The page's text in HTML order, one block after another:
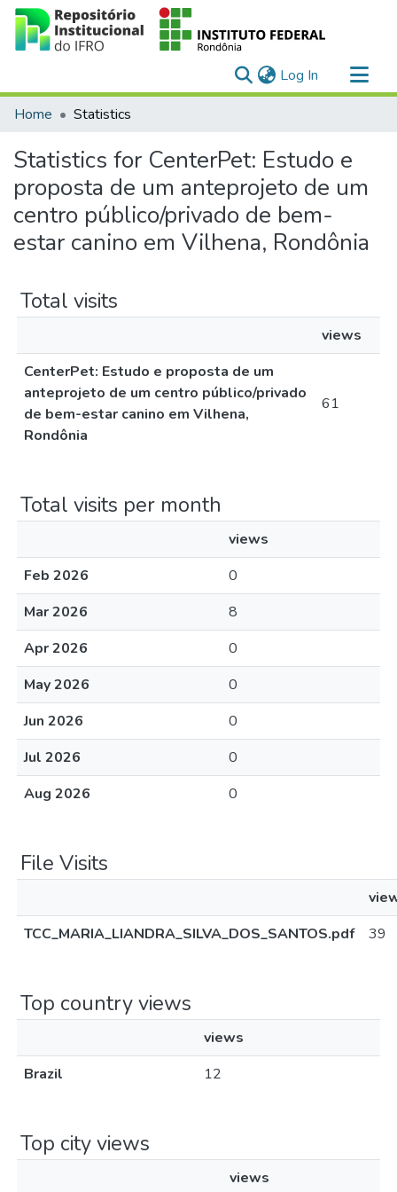
Log In (current)
Communities & Collections
Home Statistics
Statistics for CenterPet: Estudo e
proposta de um anteprojeto de um
centro público/privado de bem-
estar canino em Vilhena, Rondônia
Total visits
views
CenterPet: Estudo e proposta de um
anteprojeto de um centro público/privado
de bem-estar canino em Vilhena,
Rondônia
61
Total visits per month
views
Feb 2026
0
Mar 2026
8
Apr 2026
0
May 2026
0
Jun 2026
0
Jul 2026
0
Aug 2026
0
File Visits
TCC_MARIA_LIANDRA_SILVA_DOS_SANTOS.pdf
39
Top country views
views
Brazil
12
Top city views
views